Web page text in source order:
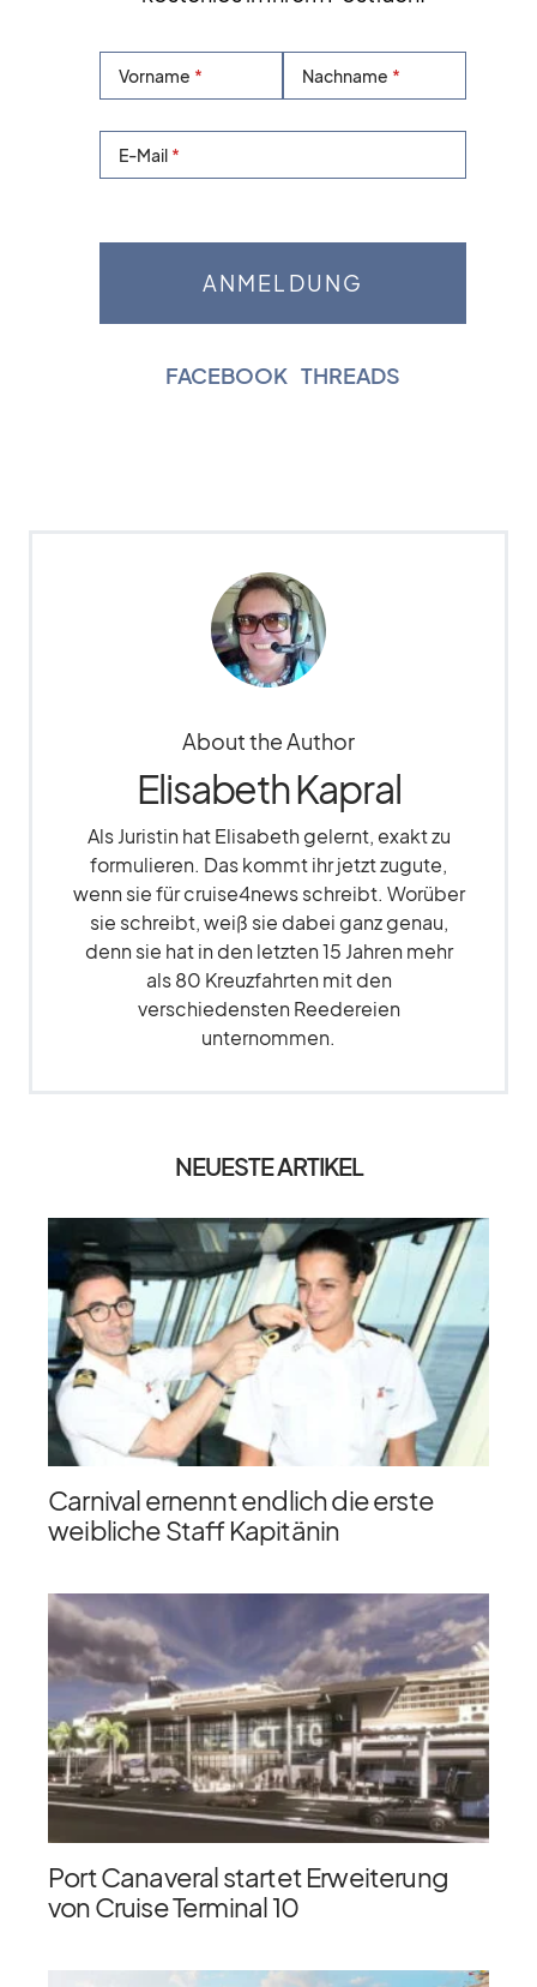
Vorname Nachname
E-Mail
FACEBOOK THREADS
About the Author
Elisabeth Kapral
Als Juristin hat Elisabeth gelernt, exakt zu
formulieren. Das kommt ihr jetzt zugute,
wenn sie für cruise4news schreibt. Worüber
sie schreibt, weiß sie dabei ganz genau,
denn sie hat in den letzten 15 Jahren mehr
als 80 Kreuzfahrten mit den
verschiedensten Reedereien
unternommen.
NEUESTE ARTIKEL
Carnival ernennt endlich die erste
weibliche Staff Kapitänin
Port Canaveral startet Erweiterung
von Cruise Terminal 10